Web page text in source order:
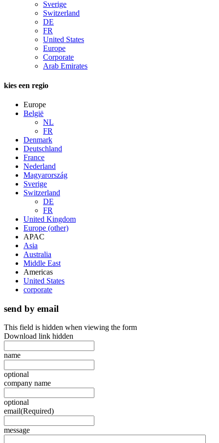
Sverige
Switzerland
DE
FR
United States
Europe
Corporate
Arab Emirates
kies een regio
Europe
België
NL
FR
Denmark
Deutschland
France
Nederland
Magyarország
Sverige
Switzerland
DE
FR
United Kingdom
Europe (other)
APAC
Asia
Australia
Middle East
Americas
United States
corporate
send by email
This field is hidden when viewing the form
Download link hidden
name
optional
company name
optional
email(Required)
message